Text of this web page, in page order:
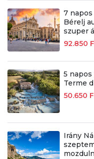
7 napos
Bérelj
szuper
92.850
5 napos
Terme
50.650
Irány